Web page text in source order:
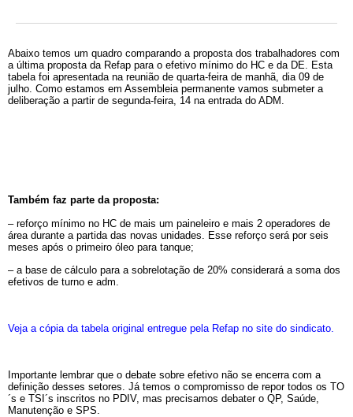
Abaixo temos um quadro comparando a proposta dos trabalhadores com
a última proposta da Refap para o efetivo mínimo do HC e da DE. Esta
tabela foi apresentada na reunião de quarta-feira de manhã, dia 09 de
julho. Como estamos em Assembleia permanente vamos submeter a
deliberação a partir de segunda-feira, 14 na entrada do ADM.
Também faz parte da proposta:
– reforço mínimo no HC de mais um paineleiro e mais 2 operadores de
área durante a partida das novas unidades. Esse reforço será por seis
meses após o primeiro óleo para tanque;
– a base de cálculo para a sobrelotação de 20% considerará a soma dos
efetivos de turno e adm.
Veja a cópia da tabela original entregue pela Refap no site do sindicato.
Importante lembrar que o debate sobre efetivo não se encerra com a
definição desses setores. Já temos o compromisso de repor todos os TO
´s e TSI´s inscritos no PDIV, mas precisamos debater o QP, Saúde,
Manutenção e SPS.